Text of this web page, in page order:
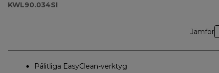
KWL90.034SI
Jämför
Pålitliga EasyClean-verktyg